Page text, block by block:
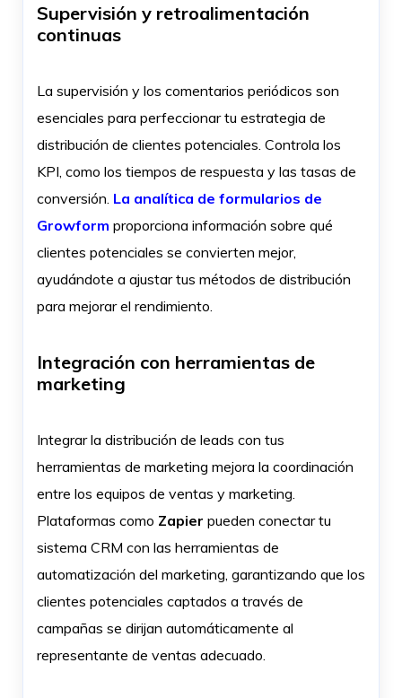
Supervisión y retroalimentación
continuas
La supervisión y los comentarios periódicos son
esenciales para perfeccionar tu estrategia de
distribución de clientes potenciales. Controla los
KPI, como los tiempos de respuesta y las tasas de
conversión. La analítica de formularios de
Growform proporciona información sobre qué
clientes potenciales se convierten mejor,
ayudándote a ajustar tus métodos de distribución
para mejorar el rendimiento.
Integración con herramientas de
marketing
Integrar la distribución de leads con tus
herramientas de marketing mejora la coordinación
entre los equipos de ventas y marketing.
Plataformas como Zapier pueden conectar tu
sistema CRM con las herramientas de
automatización del marketing, garantizando que los
clientes potenciales captados a través de
campañas se dirijan automáticamente al
representante de ventas adecuado.